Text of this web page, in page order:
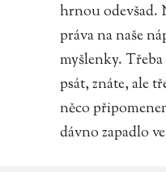
hrnou odevšad.
práva na naše
myšlenky. Třeba
psát, znáte, ale
něco
dávno zapadlo